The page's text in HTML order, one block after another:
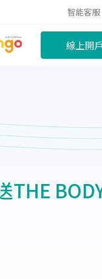
智能客服
線上開戶
THE